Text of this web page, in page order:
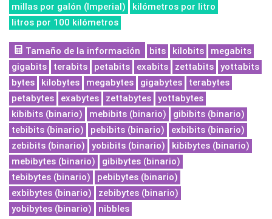
millas por galón (Imperial)
kilómetros por litro
litros por 100 kilómetros
Tamaño de la información bits kilobits
megabits
gigabits
terabits petabits exabits zettabits
yottabits
bytes
kilobytes megabytes gigabytes
terabytes
petabytes
exabytes zettabytes
yottabytes
kibibits (binario)
mebibits (binario)
gibibits (binario)
tebibits (binario)
pebibits (binario)
exbibits (binario)
zebibits (binario)
yobibits (binario)
kibibytes (binario)
mebibytes (binario)
gibibytes (binario)
tebibytes (binario)
pebibytes (binario)
exbibytes (binario)
zebibytes (binario)
yobibytes (binario)
nibbles